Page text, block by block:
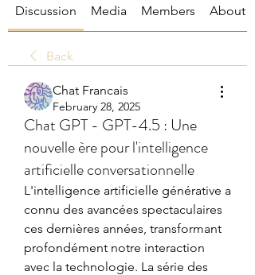
Discussion Media Members About
Back
Chat Francais
February 28, 2025
Chat GPT - GPT-4.5 : Une
nouvelle ère pour l'intelligence
artificielle conversationnelle
L'intelligence artificielle générative a
connu des avancées spectaculaires
ces dernières années, transformant
profondément notre interaction
avec la technologie. La série des